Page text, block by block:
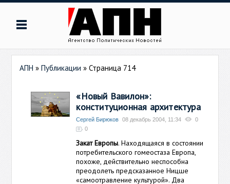
АПН »Публикации » Страница 714
«Новый Вавилон»:
конституционная архитектура
Сергей Бирюков 08 декабрь 2004, 11:34
0
0
Закат Европы. Находящаяся в состоянии
потребительского гомеостаза Европа,
похоже, действительно неспособна
преодолеть предсказанное Ницше
«самоотравление культурой». Два